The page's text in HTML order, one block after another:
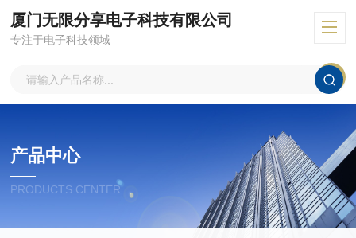
厦门无限分享电子科技有限公司
专注于电子科技领域
产品中心
PRODUCTS CENTER